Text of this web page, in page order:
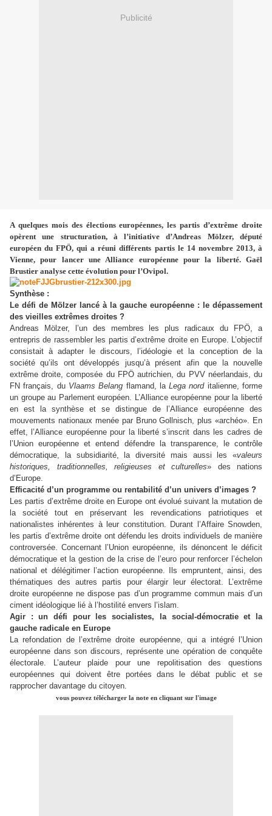
Publicité
A quelques mois des élections européennes, les partis d’extrême droite
opèrent une structuration, à l’initiative d’Andreas Mölzer, député
européen du FPÖ, qui a réuni différents partis le 14 novembre 2013, à
Vienne, pour lancer une Alliance européenne pour la liberté. Gaël
Brustier analyse cette évolution pour l’Ovipol.
Synthèse :
Le défi de Mölzer lancé à la gauche européenne : le dépassement
des vieilles extrêmes droites ?
Andreas Mölzer, l’un des membres les plus radicaux du FPÖ, a
entrepris de rassembler les partis d’extrême droite en Europe. L’objectif
consistait à adapter le discours, l’idéologie et la conception de la
société qu’ils ont développés jusqu’à présent afin que la nouvelle
extrême droite, composée du FPÖ autrichien, du PVV néerlandais, du
FN français, du Vlaams Belang flamand, laLega norditalienne, forme
un groupe au Parlement européen. L’Alliance européenne pour la liberté
en est la synthèse et se distingue de l’Alliance européenne des
mouvements nationaux menée par Bruno Gollnisch, plus «archéo». En
effet, l’Alliance européenne pour la liberté s’inscrit dans les cadres de
l’Union européenne et entend défendre la transparence, le contrôle
démocratique, la subsidiarité, la diversité mais aussi les «valeurs
historiques, traditionnelles, religieuses et culturelles» des nations
d’Europe.
Efficacité d’un programme ou rentabilité d’un univers d’images ?
Les partis d’extrême droite en Europe ont évolué suivant la mutation de
la société tout en préservant les revendications patriotiques et
nationalistes inhérentes à leur constitution. Durant l’Affaire Snowden,
les partis d’extrême droite ont défendu les droits individuels de manière
controversée. Concernant l’Union européenne, ils dénoncent le déficit
démocratique et la gestion de la crise de l’euro pour renforcer l’échelon
national et délégitimer l’action européenne. Ils empruntent, ainsi, des
thématiques des autres partis pour élargir leur électorat. L’extrême
droite européenne ne dispose pas d’un programme commun mais d’un
ciment idéologique lié à l’hostilité envers l’islam.
Agir : un défi pour les socialistes, la social-démocratie et la
gauche radicale en Europe
La refondation de l’extrême droite européenne, qui a intégré l’Union
européenne dans son discours, représente une opération de conquête
électorale. L’auteur plaide pour une repolitisation des questions
européennes qui doivent être portées dans le débat public et se
rapprocher davantage du citoyen.
vous pouvez télécharger la note en cliquant sur l'image